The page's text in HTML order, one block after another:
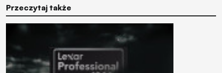
Przeczytaj także